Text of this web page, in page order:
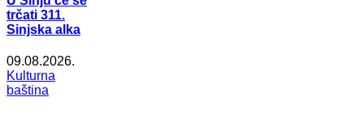
trčati 311.
Sinjska alka
09.08.2026.
Kulturna
baština